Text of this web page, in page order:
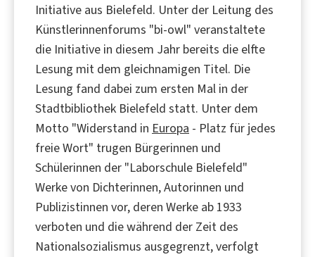
Initiative aus Bielefeld. Unter der Leitung des
Künstlerinnenforums "bi-owl" veranstaltete
die Initiative in diesem Jahr bereits die elfte
Lesung mit dem gleichnamigen Titel. Die
Lesung fand dabei zum ersten Mal in der
Stadtbibliothek Bielefeld statt. Unter dem
Motto "Widerstand in Europa - Platz für jedes
freie Wort" trugen Bürgerinnen und
Schülerinnen der "Laborschule Bielefeld"
Werke von Dichterinnen, Autorinnen und
Publizistinnen vor, deren Werke ab 1933
verboten und die während der Zeit des
Nationalsozialismus ausgegrenzt, verfolgt